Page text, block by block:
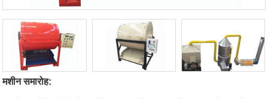
मशीन समारोह: